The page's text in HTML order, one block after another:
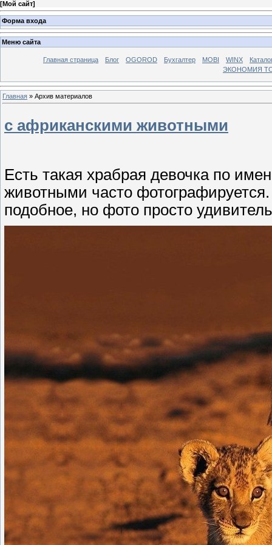
[Мой сайт]
Форма входа
Меню сайта
Главная страница Блог OGOROD Бухгалтер MOBI WINX
ЭКОНОМИЯ
Главная » Архив материалов
с африканскими животными
Есть такая храбрая девочка по
животными часто
подобное, но фото просто